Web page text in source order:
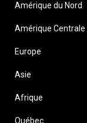
Amérique du Nord
Amérique Centrale
Europe
Asie
Afrique
Québec